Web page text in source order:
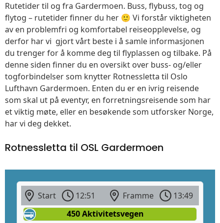
Rutetider til og fra Gardermoen. Buss, flybuss, tog og
flytog – rutetider finner du her 🙂 Vi forstår viktigheten
av en problemfri og komfortabel reiseopplevelse, og
derfor har vi gjort vårt beste i å samle informasjonen
du trenger for å komme deg til flyplassen og tilbake. På
denne siden finner du en oversikt over buss- og/eller
togforbindelser som knytter Rotnessletta til Oslo
Lufthavn Gardermoen. Enten du er en ivrig reisende
som skal ut på eventyr, en forretningsreisende som har
et viktig møte, eller en besøkende som utforsker Norge,
har vi deg dekket.
Rotnessletta til OSL Gardermoen
Start 12:51 Framme
13:49
450 Aktivitetsvegen